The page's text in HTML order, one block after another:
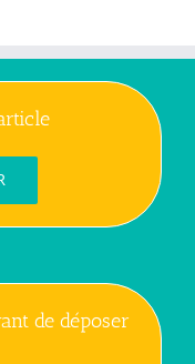
de déposer